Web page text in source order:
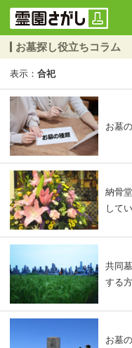
お墓探し役立ちコラム
表示： 合祀
お墓
納骨
して
共同
する
お墓